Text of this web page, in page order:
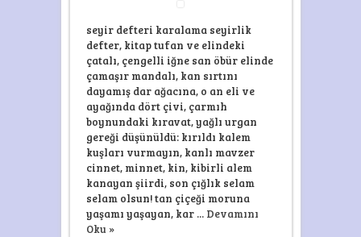
için
seyir defteri karalama seyirlik
defter, kitap tufan ve elindeki
çatalı, çengelli iğne san öbür elinde
çamaşır mandalı, kan sırtını
dayamış dar ağacına, o an eli ve
ayağında dört çivi, çarmıh
boynundaki kıravat, yağlı urgan
gereği düşünüldü: kırıldı kalem
kuşları vurmayın, kanlı mavzer
cinnet, minnet, kin, kibirli alem
kanayan şiirdi, son çığlık selam
selam olsun! tan çiçeği moruna
yaşamı yaşayan, kar ... Devamını
Oku »